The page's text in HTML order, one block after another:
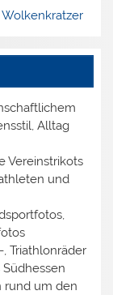
Alltag
Vereinstrikots
und
Triathlonräder
rund um den